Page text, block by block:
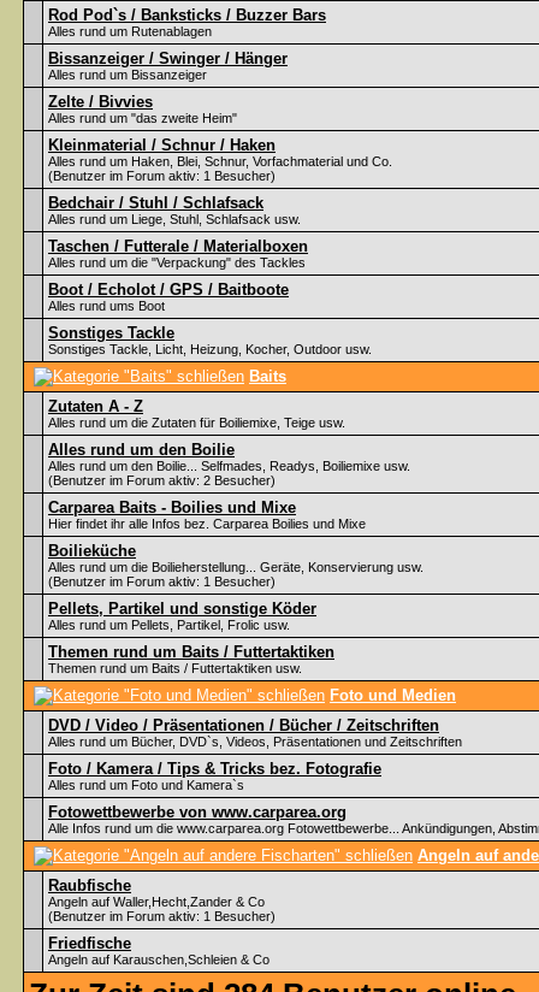
Rod Pod`s / Banksticks / Buzzer Bars
Alles rund um Rutenablagen
Bissanzeiger / Swinger / Hänger
Alles rund um Bissanzeiger
Zelte / Bivvies
Alles rund um "das zweite Heim"
Kleinmaterial / Schnur / Haken
Alles rund um Haken, Blei, Schnur, Vorfachmaterial und Co.
(Benutzer im Forum aktiv: 1 Besucher)
Bedchair / Stuhl / Schlafsack
Alles rund um Liege, Stuhl, Schlafsack usw.
Taschen / Futterale / Materialboxen
Alles rund um die "Verpackung" des Tackles
Boot / Echolot / GPS / Baitboote
Alles rund ums Boot
Sonstiges Tackle
Sonstiges Tackle, Licht, Heizung, Kocher, Outdoor usw.
Baits
Zutaten A - Z
Alles rund um die Zutaten für Boiliemixe, Teige usw.
Alles rund um den Boilie
Alles rund um den Boilie... Selfmades, Readys, Boiliemixe usw.
(Benutzer im Forum aktiv: 2 Besucher)
Carparea Baits - Boilies und Mixe
Hier findet ihr alle Infos bez. Carparea Boilies und Mixe
Boilieküche
Alles rund um die Boilieherstellung... Geräte, Konservierung usw.
(Benutzer im Forum aktiv: 1 Besucher)
Pellets, Partikel und sonstige Köder
Alles rund um Pellets, Partikel, Frolic usw.
Themen rund um Baits / Futtertaktiken
Themen rund um Baits / Futtertaktiken usw.
Foto und Medien
DVD / Video / Präsentationen / Bücher / Zeitschriften
Alles rund um Bücher, DVD`s, Videos, Präsentationen und Zeitschriften
Foto / Kamera / Tips & Tricks bez. Fotografie
Alles rund um Foto und Kamera`s
Fotowettbewerbe von www.carparea.org
Alle Infos rund um die www.carparea.org Fotowettbewerbe... Ankündigungen,
Angeln auf
Raubfische
Angeln auf Waller,Hecht,Zander & Co
(Benutzer im Forum aktiv: 1 Besucher)
Friedfische
Angeln auf Karauschen,Schleien & Co